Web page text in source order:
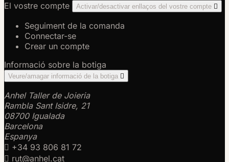
El vostre compte
Activar/desactivar enllaços del vostre compte 
Seguiment de la comanda
Connectar-se
Crear un compte
Informació sobre la botiga
Veure/amagar informació de la botiga 
Anhel Taller de Joieria
Rambla Sant Isidre, 21
08700 Igualada
Barcelona
Espanya
 +34 93 806 81 72
 rut@anhel.cat